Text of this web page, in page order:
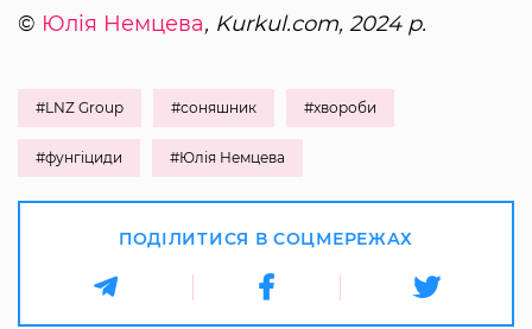
© Юлія Немцева, Kurkul.com, 2024 р.
#LNZ Group #соняшник #хвороби
#фунгіциди #Юлія Немцева
ПОДІЛИТИСЯ В СОЦМЕРЕЖАХ